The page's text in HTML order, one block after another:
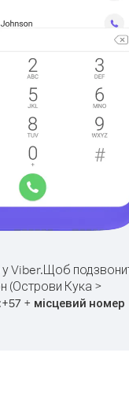
Viber.Щоб
(Острови Кука >
+57+ місцевий номер